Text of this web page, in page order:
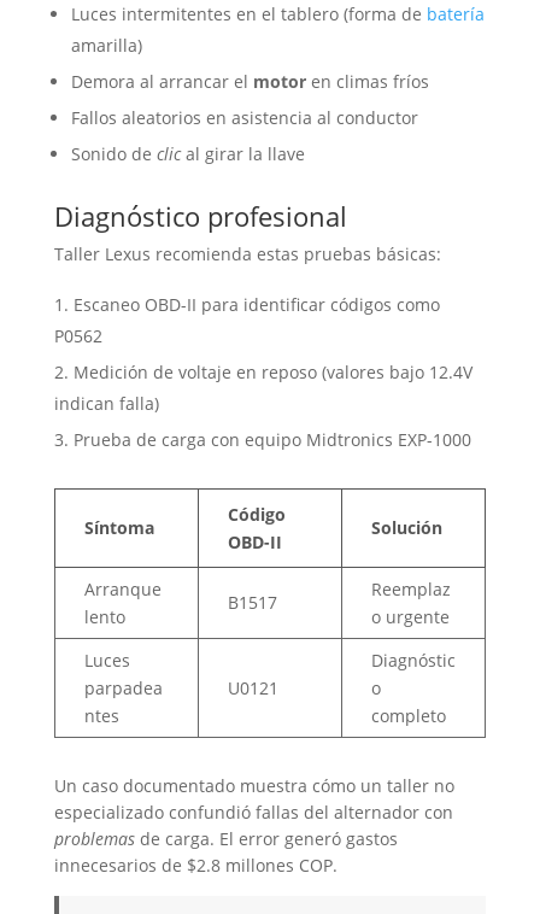
Luces intermitentes en el tablero (forma de batería
amarilla)
Demora al arrancar el motoren climas fríos
Fallos aleatorios en asistencia al conductor
Sonido de clical girar la llave
Diagnóstico profesional
Taller Lexus recomienda estas pruebas básicas:
Escaneo OBD-II para identificar códigos como
P0562
Medición de voltaje en reposo (valores bajo 12.4V
indican falla)
Prueba de carga con equipo Midtronics EXP-1000
Síntoma
Código
OBD-II
Solución
Arranque
lento
B1517
Reemplaz
o urgente
Luces
parpadea
ntes
U0121
Diagnóstic
o
completo
Un caso documentado muestra cómo un taller no
especializado confundió fallas del alternador con
problemasde carga. El error generó gastos
innecesarios de $2.8 millones COP.